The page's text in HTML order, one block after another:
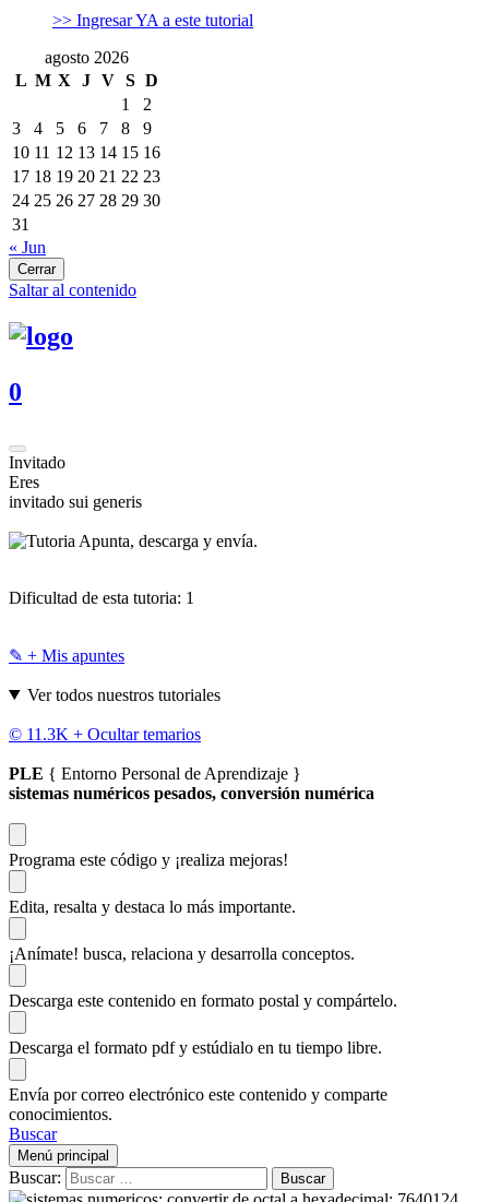
>> Ingresar YA a este tutorial
agosto 2026
L M X J V S D
1
2
3
4 5 6 7 8
9
10 11 12 13 14 15 16
17 18 19 20 21 22 23
24 25 26 27 28 29 30
31
« Jun
Cerrar
Saltar al contenido
0
Invitado
Eres
invitado sui generis
Apunta, descarga y envía.
Dificultad de esta tutoria: 1
✎ + Mis apuntes
Ver todos nuestros tutoriales
© 11.3K + Ocultar temarios
PLE { Entorno Personal de Aprendizaje }
sistemas numéricos pesados, conversión numérica
Programa este código y ¡realiza mejoras!
Edita, resalta y destaca lo más importante.
¡Anímate! busca, relaciona y desarrolla conceptos.
Descarga este contenido en formato postal y compártelo.
Descarga el formato pdf y estúdialo en tu tiempo libre.
Envía por correo electrónico este contenido y comparte
conocimientos.
Buscar
Menú principal
Buscar: